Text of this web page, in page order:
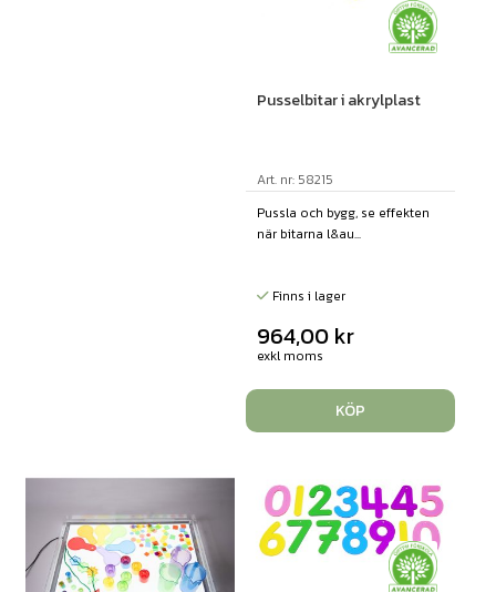
Pusselbitar i akrylplast
Art. nr: 58215
Pussla och bygg, se effekten
när bitarna l&au...
Finns i lager
964,00 kr
exkl moms
KÖP